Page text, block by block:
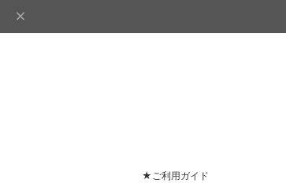
★ご利用ガイド